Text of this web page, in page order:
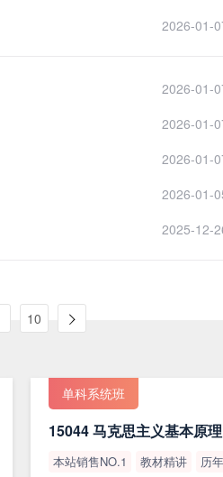
2026-01-
2026-01-
2026-01-
2026-01-
2026-01-
2025-12-
10
单科系统班
本站销售NO.1 教材精讲
历